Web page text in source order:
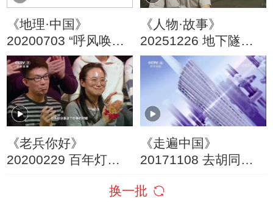
《地理·中国》
20200703 “呼风唤
雨”的古刹
《人物·故事》
20251226 地下隧道
守护者·李京兵
《老兵你好》
20200229 百年灯塔
守塔的老兵 叶超群
《走遍中国》
20171108 去胡同串
换一批